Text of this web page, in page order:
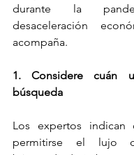
durante la
desaceleración
acompaña.
1. Considere cuán
búsqueda
Los expertos
permitirse el lujo